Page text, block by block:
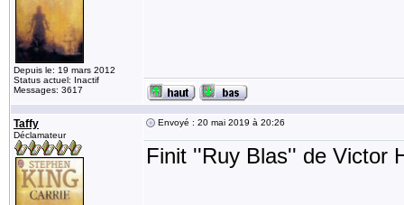
Depuis le: 19 mars 2012
Status actuel: Inactif
Messages: 3617
Taffy
Déclamateur
Envoyé : 20 mai 2019 à 20:26
Finit ''Ruy Blas'' de Victor